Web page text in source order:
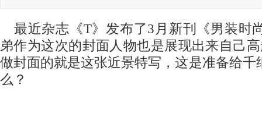
最近杂志《T》发布了3月新刊《男装时
弟作为这次的封面人物也是展现出来自己
做封面的就是这张近景特写，这是准备给千
么？